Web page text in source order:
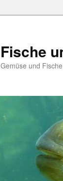
Fische
Gemüse und